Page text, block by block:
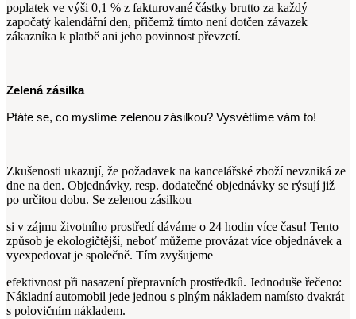
poplatek ve výši 0,1 % z fakturované částky brutto za každý
započatý kalendářní den, přičemž tímto není dotčen závazek
zákazníka k platbě ani jeho povinnost převzetí.
Zelená zásilka
Ptáte se, co myslíme zelenou zásilkou? Vysvětlíme vám to!
Zkušenosti ukazují, že požadavek na kancelářské zboží nevzniká ze
dne na den. Objednávky, resp. dodatečné objednávky se rýsují již
po určitou dobu. Se zelenou zásilkou
si v zájmu životního prostředí dáváme o 24 hodin více času! Tento
způsob je ekologičtější, neboť můžeme provázat více objednávek a
vyexpedovat je společně. Tím zvyšujeme
efektivnost při nasazení přepravních prostředků. Jednoduše řečeno:
Nákladní automobil jede jednou s plným nákladem namísto dvakrát
s polovičním nákladem.